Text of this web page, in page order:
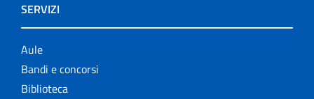
SERVIZI
Aule
Bandi e concorsi
Biblioteca